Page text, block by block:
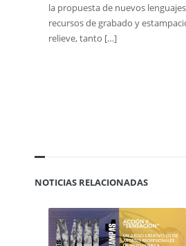
la propuesta de nuevos
recursos de grabado y
relieve, tanto […]
NOTICIAS RELACIONADAS